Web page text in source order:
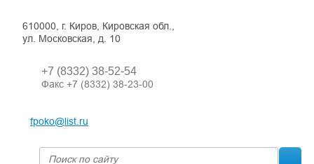
610000, г. Киров, Кировская обл.,
ул. Московская, д. 10
+7 (8332) 38-52-54
Факс +7 (8332) 38-23-00
fpoko@list.ru